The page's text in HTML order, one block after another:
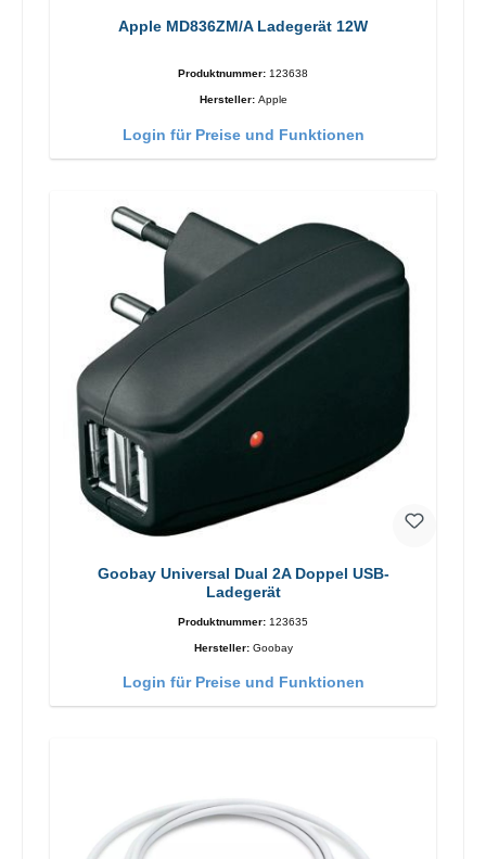
Apple MD836ZM/A Ladegerät 12W
Produktnummer: 123638
Hersteller: Apple
Login für Preise und Funktionen
Goobay Universal Dual 2A Doppel USB-
Ladegerät
Produktnummer: 123635
Hersteller: Goobay
Login für Preise und Funktionen